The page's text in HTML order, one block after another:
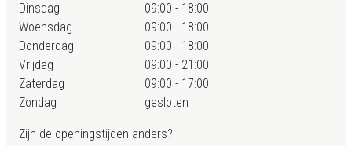
Dinsdag
09:00 - 18:00
Woensdag
09:00 - 18:00
Donderdag
09:00 - 18:00
Vrijdag
09:00 - 21:00
Zaterdag
09:00 - 17:00
Zondag
gesloten
Zijn de openingstijden anders?